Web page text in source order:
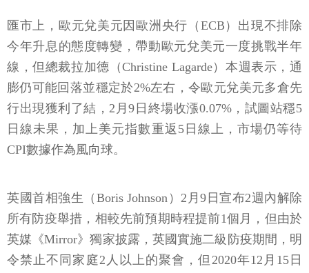
匯市上，歐元兌美元因歐洲央行（ECB）出現不排除
今年升息的態度轉變，帶動歐元兌美元一度挑戰半年
線，但總裁拉加德（Christine Lagarde）本週表示，通
膨仍可能回落並穩定於2%左右，令歐元兌美元多倉先
行出現獲利了結，2月9日終場收漲0.07%，試圖站穩5
日線未果，加上美元指數重返5日線上，市場仍等待
CPI數據作為風向球。
英國首相強生（Boris Johnson）2月9日宣布2週內解除
所有防疫舉措，相較先前預期時程提前1個月，但由於
英媒《Mirror》獨家披露，英國實施二級防疫期間，明
令禁止不同家庭2人以上的聚會，但2020年12月15日